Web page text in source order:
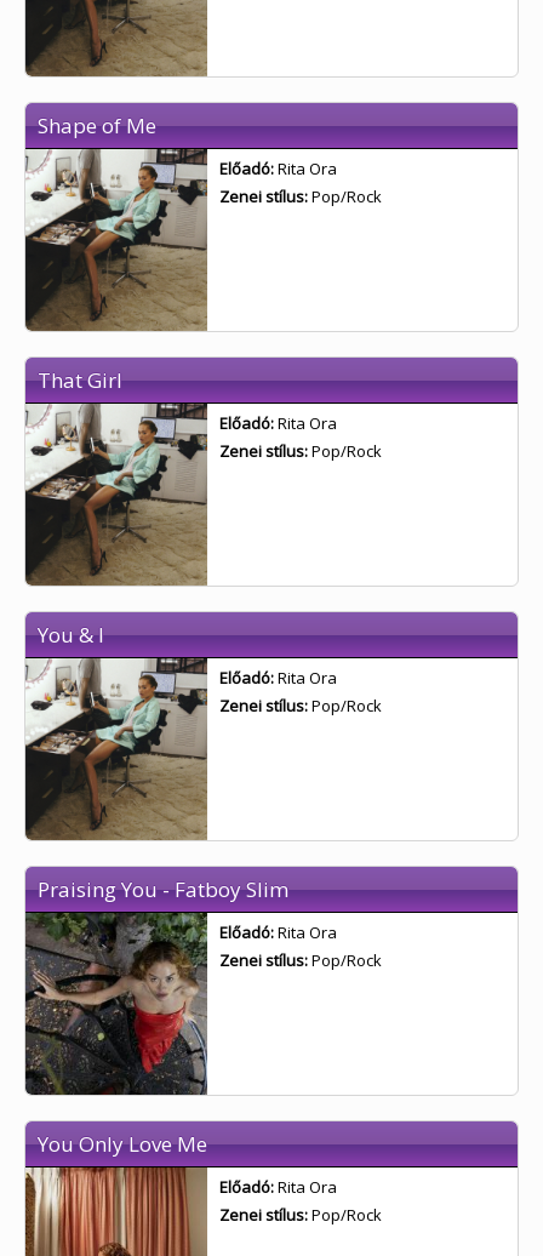
Shape of Me
Előadó:Rita Ora
Zenei stílus:Pop/Rock
That Girl
Előadó:Rita Ora
Zenei stílus:Pop/Rock
You & I
Előadó:Rita Ora
Zenei stílus:Pop/Rock
Praising You - Fatboy Slim
Előadó:Rita Ora
Zenei stílus:Pop/Rock
You Only Love Me
Előadó:Rita Ora
Zenei stílus:Pop/Rock